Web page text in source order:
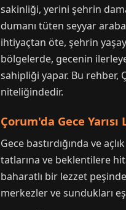
sakinliği, yerini şehrin
dumanı tüten seyyar
ihtiyaçtan öte, şehrin
bölgelerde, gecenin
sahipliği yapar. Bu rehber,
niteliğindedir.
Çorum'da Gece
Gece bastırdığında ve
tatlarına ve beklentilere
baharatlı bir lezzet
merkezler ve sundukları